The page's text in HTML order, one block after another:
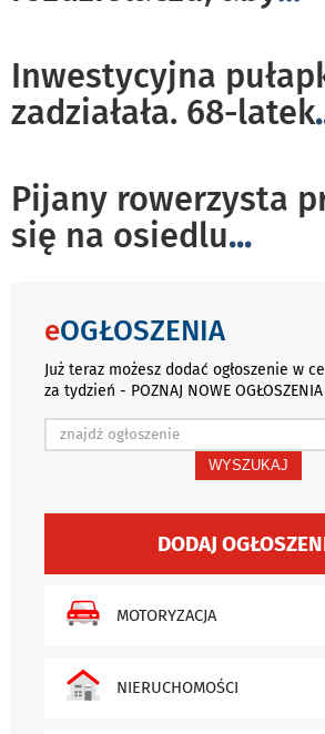
Inwestycyjna
zadziałała. 68-latek
Pijany rowerzysta
się na osiedlu...
eOGŁOSZENIA
Już teraz możesz dodać ogłoszenie w
za tydzień - POZNAJ NOWE OGŁOSZENIA
WYSZUKAJ
DODAJ
MOTORYZACJA
NIERUCHOMOŚCI